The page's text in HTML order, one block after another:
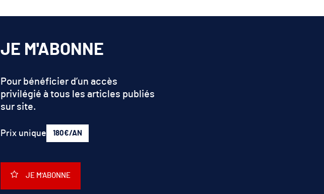
JE M'ABONNE
Pour bénéficier d’un accès
privilégié à tous les articles publiés
sur site.
Prix unique 180€/AN
JE M'ABONNE